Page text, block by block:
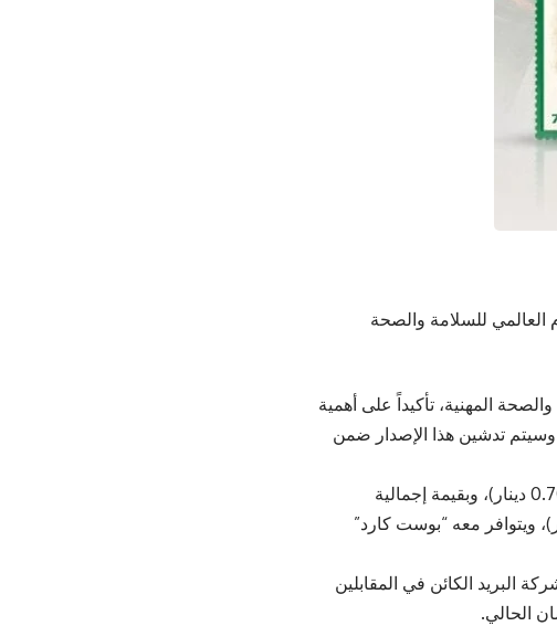
العالمي للسلامة والصحة
المهنية، تأكيداً على أهمية
وسيتم تدشين هذا الإصدار ضمن
وتتكون المجموعة من ثلاثة طوابع تذكارية مميزة، تبلغ قيمة كل طابع منها (0.70 دينار)، وبقيمة إجمالية
(2.1 دينار). فيما يبلغ سعر مغلف اليوم الأول للإصدار (2.6 دينار)، ويتوافر معه “بوست كارد”
البريد الكائن في المقابلين